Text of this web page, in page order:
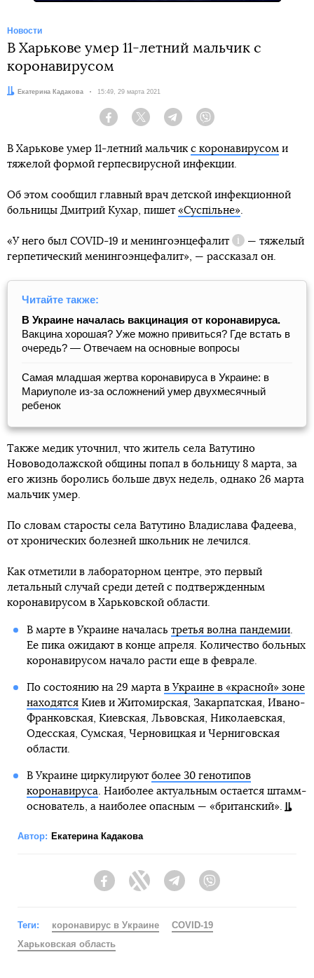
Новости
В Харькове умер 11-летний мальчик с
коронавирусом
Автор:Екатерина Кадакова Дата:
15:49, 29 марта 2021
Facebook Twitter Telegram
В Харькове умер 11-летний мальчик с коронавирусом и
тяжелой формой герпесвирусной инфекции.
Об этом сообщил главный врач детской инфекционной
больницы Дмитрий Кухар, пишет «Суспільне».
«У него был COVID-19 и менингоэнцефалит
Справка
— тяжелый
герпетический менингоэнцефалит», — рассказал он.
Читайте также:
В Украине началась вакцинация от коронавируса.
Вакцина хорошая? Уже можно привиться? Где встать в
очередь? — Отвечаем на основные вопросы
Самая младшая жертва коронавируса в Украине: в
Мариуполе из-за осложнений умер двухмесячный
ребенок
Также медик уточнил, что житель села Ватутино
Нововодолажской общины попал в больницу 8 марта, за
его жизнь боролись больше двух недель, однако 26 марта
мальчик умер.
По словам старосты села Ватутино Владислава Фадеева,
от хронических болезней школьник не лечился.
Как отметили в лабораторном центре, это первый
летальный случай среди детей с подтвержденным
коронавирусом в Харьковской области.
В марте в Украине началась третья волна пандемии.
Ее пика ожидают в конце апреля. Количество больных
коронавирусом начало расти еще в феврале.
По состоянию на 29 марта в Украине в «красной» зоне
находятсяКиев и Житомирская, Закарпатская, Ивано-
Франковская, Киевская, Львовская, Николаевская,
Одесская, Сумская, Черновицкая и Черниговская
области.
В Украине циркулируют более 30 генотипов
коронавируса. Наиболее актуальным остается штамм-
основатель, а наиболее опасным — «британский».
Автор: Екатерина Кадакова
FacebookTwitter Telegram
Теги: коронавирус в Украине
COVID-19
Харьковская область